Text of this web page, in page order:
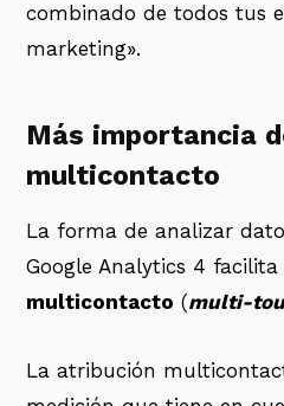
combinado de todos tus
marketing».
Más importancia
multicontacto
La forma de analizar
Google Analytics 4 facilita
multicontacto (multi-
La atribución